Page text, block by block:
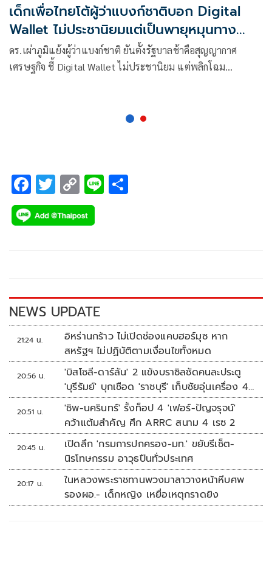
เด็กเพื่อไทยโต้ผู้ว่าแบงก์ชาติบอก Digital
Wallet ไม่ประชานิยมแต่เป็นพายุหมุนทาง
เศรษฐกิจ!
ดร.เผ่าภูมิแย้งผู้ว่าแบงก์ชาติ ยันตั้งรัฐบาลช้าคือสุญญากาศ
เศรษฐกิจ ชี้ Digital Wallet ไม่ประชานิยม แต่พลิกโฉม
F
ac
e
k
T
wi
tt
C
o
p
k
Li
NEWS UPDATE
21:24 น.
อิหร่านกร้าว ไม่เปิดช่องแคบฮอร์มุซ หาก
สหรัฐฯ ไม่ปฏิบัติตามเงื่อนไขทั้งหมด
20:56 น.
'บิสโซลี-ดาร์ลัน' 2 แข้งบราซิลซัดคนละประตู
'บุรีรัมย์' บุกเชือด 'ราชบุรี' เก็บชัยอุ่นเครื่อง 4
นัดรวด
20:51 น.
'ชิพ-นครินทร์' รั้งท็อป 4 'เฟอร์-ปัญจรุจน์'
คว้าแต้มสำคัญ ศึก ARRC สนาม 4 เรซ 2
20:45 น.
เปิดลึก 'กรมการปกครอง-มท.' ขยับรีเซ็ต-
นิรโทษกรรม อาวุธปืนทั่วประเทศ
20:17 น.
ในหลวงพระราชทานพวงมาลาวางหน้าหีบศพ
รองผอ.- เด็กหญิง เหยื่อเหตุกราดยิง